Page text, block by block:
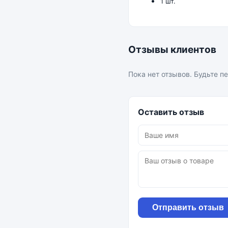
Отзывы клиентов
Пока нет отзывов. Будьте
Оставить отзыв
Отправить отзыв